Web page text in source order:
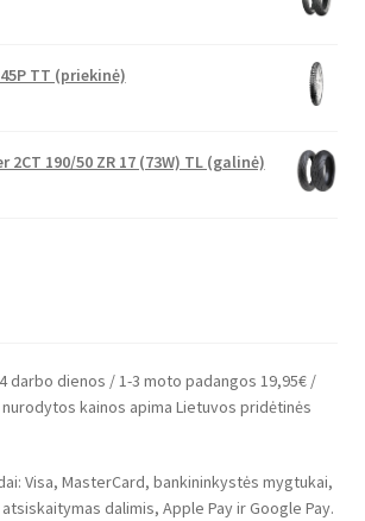
45P TT (priekinė)
2CT 190/50 ZR 17 (73W) TL (galinė)
darbo dienos / 1-3 moto padangos 19,95€ /
kainos apima Lietuvos pridėtinės
Visa, MasterCard, bankininkystės mygtukai,
dalimis, Apple Pay ir Google Pay.